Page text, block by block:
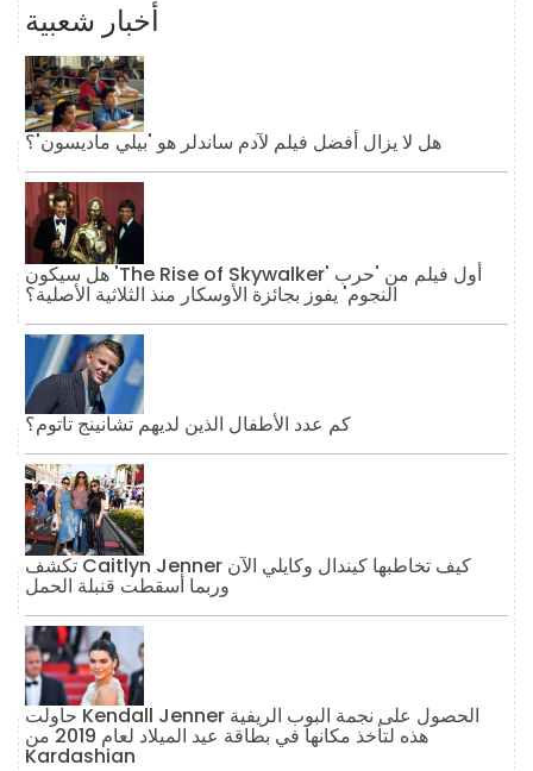
أخبار شعبية
هل لا يزال أفضل فيلم لآدم ساندلر هو 'بيلي ماديسون'؟
هل سيكون 'The Rise of Skywalker' أول فيلم من 'حرب
النجوم' يفوز بجائزة الأوسكار منذ الثلاثية الأصلية؟
كم عدد الأطفال الذين لديهم تشانينج تاتوم؟
تكشف Caitlyn Jenner كيف تخاطبها كيندال وكايلي الآن
وربما أسقطت قنبلة الحمل
حاولت Kendall Jenner الحصول على نجمة البوب ​​الريفية
هذه لتأخذ مكانها في بطاقة عيد الميلاد لعام 2019 من
Kardashian